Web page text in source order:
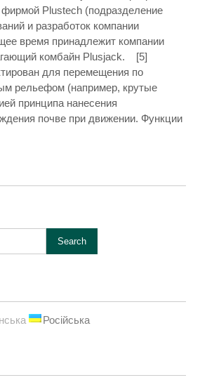
Plustech (подразделение
и разработок компании
время принадлежит компании
комбайн Plusjack. [5]
для перемещения по
рельефом (например, крутые
принципа нанесения
почве при движении. Функции
Російська